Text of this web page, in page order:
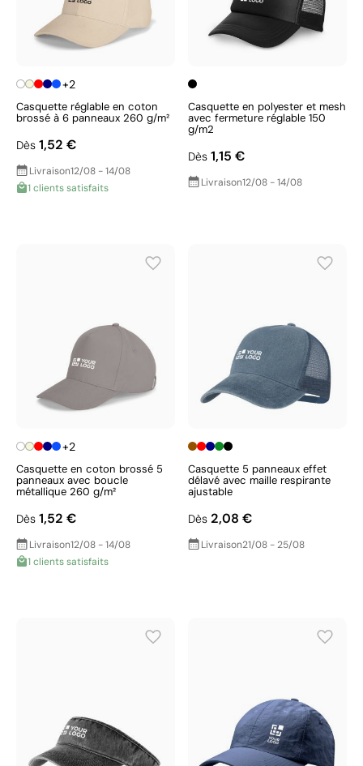
+2
Casquette réglable en coton
brossé à 6 panneaux 260 g/m²
Dès 1,52 €
Livraison12/08 - 14/08
1 clients satisfaits
Casquette en polyester et mesh
avec fermeture réglable 150
g/m2
Dès 1,15 €
Livraison12/08 - 14/08
+2
Casquette en coton brossé 5
panneaux avec boucle
métallique 260 g/m²
Dès 1,52 €
Livraison12/08 - 14/08
1 clients satisfaits
Casquette 5 panneaux effet
délavé avec maille respirante
ajustable
Dès 2,08 €
Livraison21/08 - 25/08